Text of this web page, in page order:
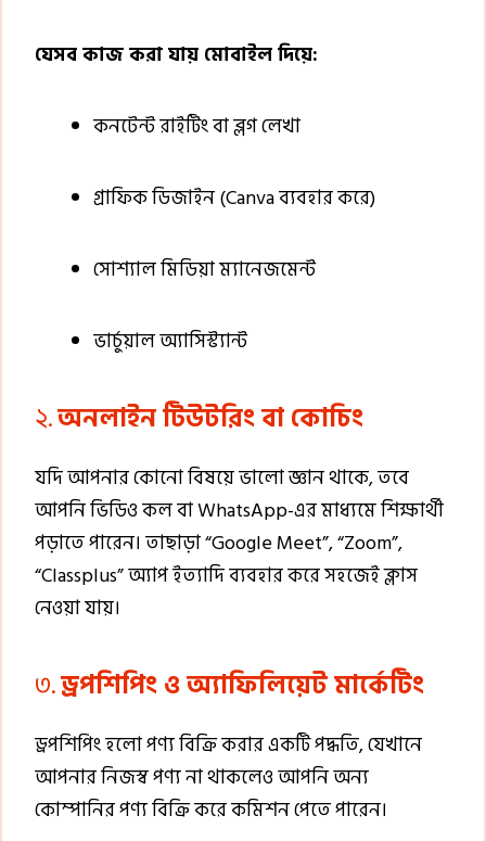
যেসব কাজ করা যায় মোবাইল দিয়ে:
কনটেন্ট রাইটিং বা ব্লগ লেখা
গ্রাফিক ডিজাইন (Canva ব্যবহার করে)
সোশ্যাল মিডিয়া ম্যানেজমেন্ট
ভার্চুয়াল অ্যাসিস্ট্যান্ট
২.অনলাইন টিউটরিং বা কোচিং
যদি আপনার কোনো বিষয়ে ভালো জ্ঞান থাকে, তবে
আপনি ভিডিও কল বা WhatsApp-এর মাধ্যমে শিক্ষার্থী
পড়াতে পারেন। তাছাড়া “Google Meet”, “Zoom”,
“Classplus” অ্যাপ ইত্যাদি ব্যবহার করে সহজেই ক্লাস
নেওয়া যায়।
৩.ড্রপশিপিং ও অ্যাফিলিয়েট মার্কেটিং
ড্রপশিপিং হলো পণ্য বিক্রি করার একটি পদ্ধতি, যেখানে
আপনার নিজস্ব পণ্য না থাকলেও আপনি অন্য
কোম্পানির পণ্য বিক্রি করে কমিশন পেতে পারেন।